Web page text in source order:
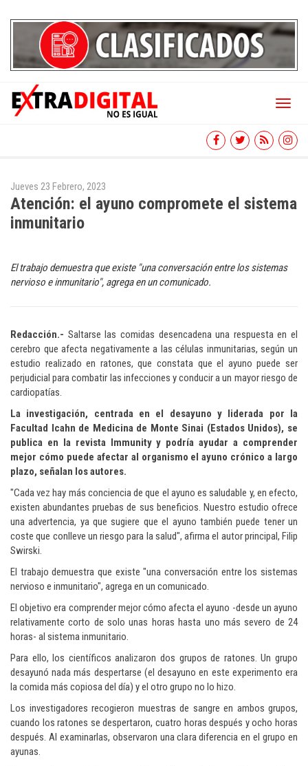
Toggle
Jueves 23 Febrero, 2023
Atención: el ayuno compromete el sistema
inmunitario
El trabajo demuestra que existe "una conversación entre los sistemas
nervioso e inmunitario", agrega en un comunicado.
Redacción.- Saltarse las comidas desencadena una respuesta en el
cerebro que afecta negativamente a las células inmunitarias, según un
estudio realizado en ratones, que constata que el ayuno puede ser
perjudicial para combatir las infecciones y conducir a un mayor riesgo de
cardiopatías.
La investigación, centrada en el desayuno y liderada por la
Facultad Icahn de Medicina de Monte Sinai (Estados Unidos), se
publica en la revista Immunity y podría ayudar a comprender
mejor cómo puede afectar al organismo el ayuno crónico a largo
plazo, señalan los autores.
"Cada vez hay más conciencia de que el ayuno es saludable y, en efecto,
existen abundantes pruebas de sus beneficios. Nuestro estudio ofrece
una advertencia, ya que sugiere que el ayuno también puede tener un
coste que conlleve un riesgo para la salud", afirma el autor principal, Filip
Swirski.
El trabajo demuestra que existe "una conversación entre los sistemas
nervioso e inmunitario", agrega en un comunicado.
El objetivo era comprender mejor cómo afecta el ayuno -desde un ayuno
relativamente corto de solo unas horas hasta uno más severo de 24
horas- al sistema inmunitario.
Para ello, los científicos analizaron dos grupos de ratones. Un grupo
desayunó nada más despertarse (el desayuno en este experimento era
la comida más copiosa del día) y el otro grupo no lo hizo.
Los investigadores recogieron muestras de sangre en ambos grupos,
cuando los ratones se despertaron, cuatro horas después y ocho horas
después. Al examinarlas, observaron una clara diferencia en el grupo en
ayunas.